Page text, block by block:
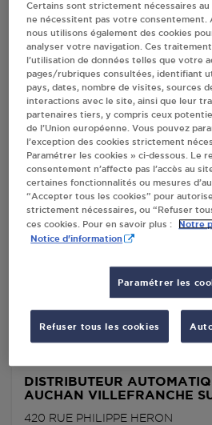
Villes
CARREFOUR FRA228
SAONE
ZI DU GARET
BLD BURDEAU
69400VILLEFRANCHE SUR
S'Y
INTERMARCHE SUPER -
VILLEFRANCHE SUR SAONE
S'Y
DISTRIBUTEUR
AUCHAN VILLEFRANCHE
420 RUE PHILIPPE HERON
Certains sont strictement nécessaires
ne nécessitent pas votre
nous utilisons également des cookies
analyser votre navigation. Ces
l’utilisation de données telles que votre
pages/rubriques consultées, identifiant
pays, dates, nombre de visites, sources
interactions avec le site, ainsi que leur
partenaires tiers, y compris ceux
de l’Union européenne. Vous pouvez
l’exception des cookies strictement
Paramétrer les cookies » ci-dessous. Le
consentement n’affecte pas l’accès au
certaines fonctionnalités ou mesures
“Accepter tous les cookies” pour
strictement nécessaires, ou “Refuser
ces cookies. Pour en savoir plus :
Notre
Notice d'information
Paramétrer les
Refuser tous les cookies